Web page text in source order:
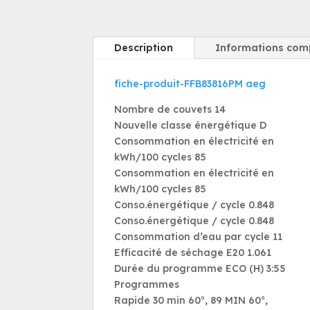
Description Informations
fiche-produit-FFB83816PM aeg
Nombre de couvets 14
Nouvelle classe énergétique D
Consommation en électricité en
kWh/100 cycles 85
Consommation en électricité en
kWh/100 cycles 85
Conso.énergétique / cycle 0.848
Conso.énergétique / cycle 0.848
Consommation d’eau par cycle 11
Efficacité de séchage E20 1.061
Durée du programme ECO (H) 3:55
Programmes
Rapide 30 min 60°, 89 MIN 60°,